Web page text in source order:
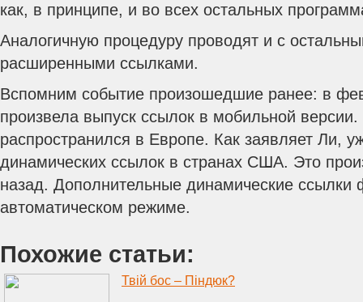
как, в принципе, и во всех остальных
Аналогичную процедуру проводят и с
расширенными ссылками.
Вспомним событие произошедшие ранее: в
произвела выпуск ссылок в мобильной
распространился в Европе. Как заявляет Ли,
динамических ссылок в странах США. Это
назад. Дополнительные динамические ссылки
автоматическом режиме.
Похожие статьи:
Твій бос – Піндюк?